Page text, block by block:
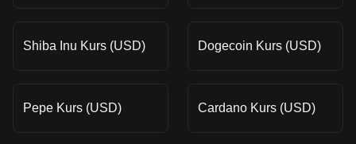
Shiba Inu Kurs (USD) Dogecoin Kurs (USD)
Pepe Kurs (USD) Cardano Kurs (USD)